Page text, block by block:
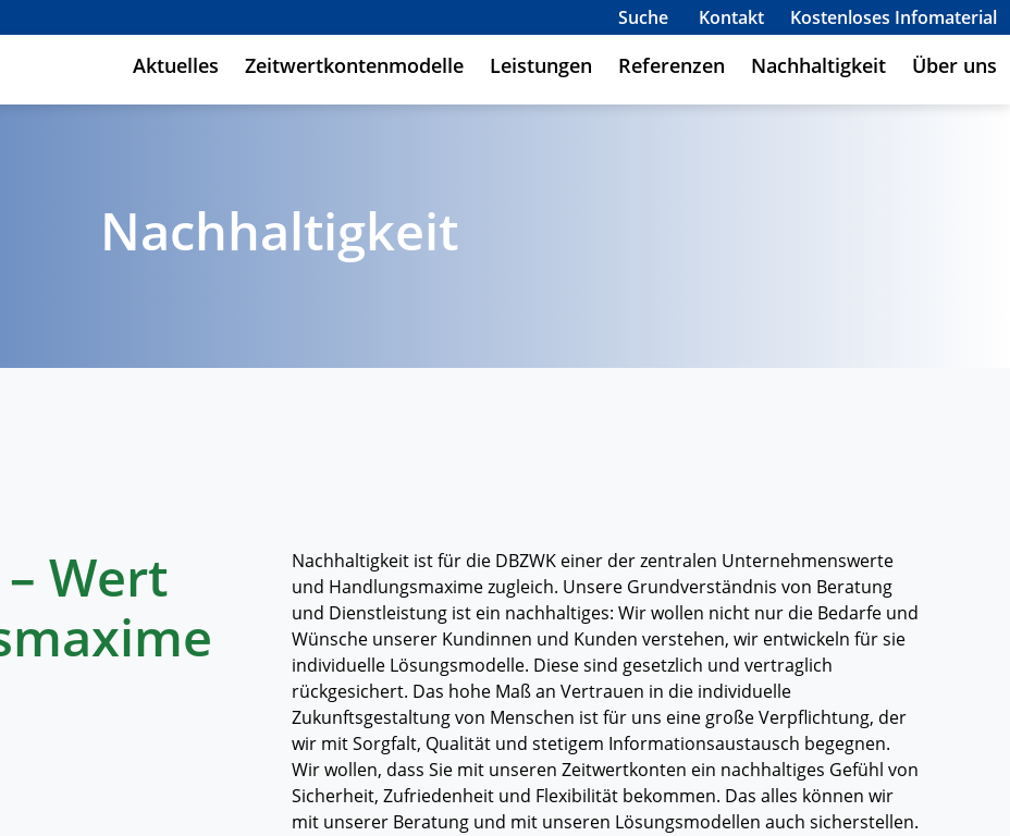
Suche Kontakt Kostenloses Infomaterial
Aktuelles Zeitwertkontenmodelle Leistungen Referenzen Nachhaltigkeit Über uns
Nachhaltigkeit
Wert
Nachhaltigkeit ist für die DBZWK einer der zentralen Unternehmenswerte
und Handlungsmaxime zugleich. Unsere Grundverständnis von Beratung
und Dienstleistung ist ein nachhaltiges: Wir wollen nicht nur die Bedarfe und
Wünsche unserer Kundinnen und Kunden verstehen, wir entwickeln für sie
individuelle Lösungsmodelle. Diese sind gesetzlich und vertraglich
rückgesichert. Das hohe Maß an Vertrauen in die individuelle
Zukunftsgestaltung von Menschen ist für uns eine große Verpflichtung, der
wir mit Sorgfalt, Qualität und stetigem Informationsaustausch begegnen.
Wir wollen, dass Sie mit unseren Zeitwertkonten ein nachhaltiges Gefühl von
Sicherheit, Zufriedenheit und Flexibilität bekommen. Das alles können wir
mit unserer Beratung und mit unseren Lösungsmodellen auch sicherstellen.